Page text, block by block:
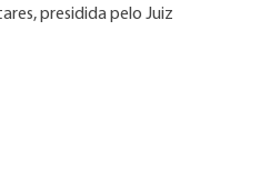
presidida pelo Juiz